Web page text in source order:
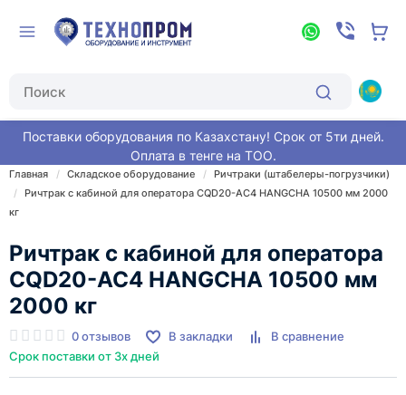
Поставки оборудования по Казахстану! Срок от 5ти дней.
Оплата в тенге на ТОО.
Главная Складское оборудование
Ричтраки (штабелеры-погрузчики)
Ричтрак с кабиной для оператора CQD20-AC4 HANGCHA 10500 мм 2000
кг
Ричтрак с кабиной для оператора
CQD20-AC4 HANGCHA 10500 мм
2000 кг
0 отзывов В закладки
В сравнение
Срок поставки от 3х дней